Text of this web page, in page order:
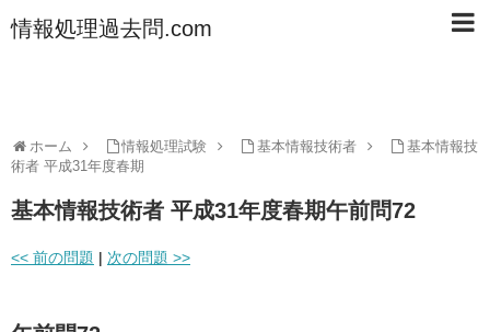
情報処理過去問.com
ホーム 情報処理試験 基本情報技術者
基本情報技
術者 平成31年度春期
基本情報技術者 平成31年度春期午前問72
<< 前の問題 | 次の問題 >>